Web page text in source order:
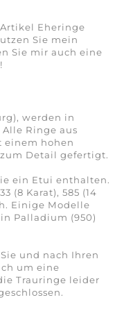
Eheringe
Sie mein
Sie mir auch eine
werden in
Ringe aus
einem hohen
Detail gefertigt.
ein Etui enthalten.
(8 Karat), 585 (14
Einige Modelle
Palladium (950)
und nach Ihren
um eine
Trauringe leider